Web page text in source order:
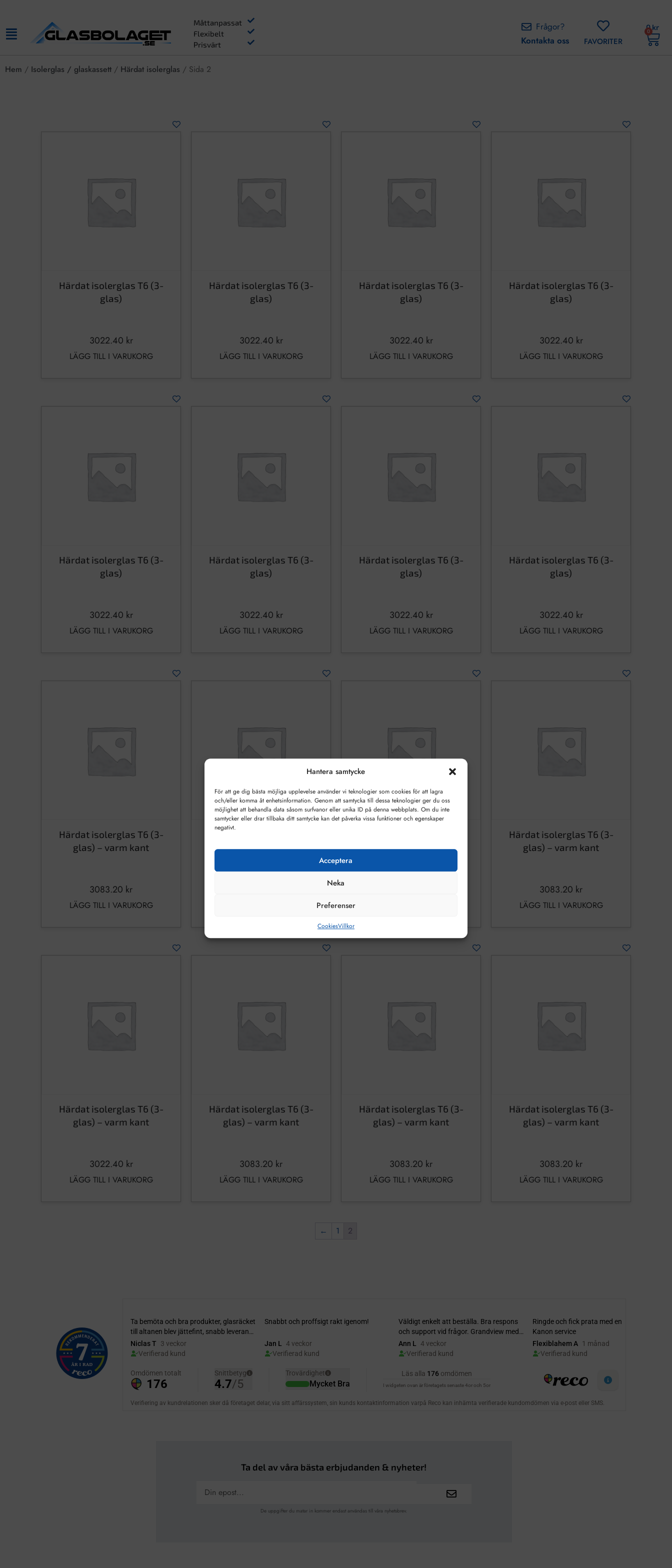
Hantera samtycke
För att ge dig bästa möjliga upplevelse använder vi teknologier som cookies för att lagra
och/eller komma åt enhetsinformation. Genom att samtycka till dessa teknologier ger du oss
möjlighet att behandla data såsom surfvanor eller unika ID på denna webbplats. Om du inte
samtycker eller drar tillbaka ditt samtycke kan det påverka vissa funktioner och egenskaper
negativt.
Acceptera
Neka
Preferenser
CookiesVillkor
Måttanpassat
Flexibelt
Prisvärt
Frågor?
Kontakta oss
FAVORITER
0kr
0
Hem / Isolerglas / glaskassett / Härdat isolerglas / Sida 2
Härdat isolerglas T6 (3-
glas)
3022.40 kr
LÄGG TILL I VARUKORG
Härdat isolerglas T6 (3-
glas)
3022.40 kr
LÄGG TILL I VARUKORG
Härdat isolerglas T6 (3-
glas)
3022.40 kr
LÄGG TILL I VARUKORG
Härdat isolerglas T6 (3-
glas)
3022.40 kr
LÄGG TILL I VARUKORG
Härdat isolerglas T6 (3-
glas)
3022.40 kr
LÄGG TILL I VARUKORG
Härdat isolerglas T6 (3-
glas)
3022.40 kr
LÄGG TILL I VARUKORG
Härdat isolerglas T6 (3-
glas)
3022.40 kr
LÄGG TILL I VARUKORG
Härdat isolerglas T6 (3-
glas)
3022.40 kr
LÄGG TILL I VARUKORG
Härdat isolerglas T6 (3-
glas) – varm kant
3083.20 kr
LÄGG TILL I VARUKORG
Härdat isolerglas T6 (3-
glas) – varm kant
glas) – varm kant
Härdat isolerglas T6 (3-
glas) – varm kant
3083.20 kr
LÄGG TILL I VARUKORG
Härdat isolerglas T6 (3-
glas) – varm kant
3022.40 kr
LÄGG TILL I VARUKORG
Härdat isolerglas T6 (3-
glas) – varm kant
3083.20 kr
LÄGG TILL I VARUKORG
Härdat isolerglas T6 (3-
glas) – varm kant
3083.20 kr
LÄGG TILL I VARUKORG
Härdat isolerglas T6 (3-
glas) – varm kant
3083.20 kr
LÄGG TILL I VARUKORG
← 1 2
Ta del av våra bästa erbjudanden & nyheter!
De uppgifter du matar in kommer endast användas till våra nyhetsbrev.